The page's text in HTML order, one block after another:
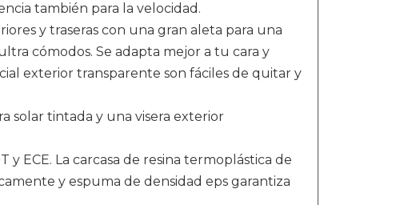
también para la velocidad.
y traseras con una gran aleta para una
cómodos. Se adapta mejor a tu cara y
exterior transparente son fáciles de quitar y
solar tintada y una visera exterior
ECE. La carcasa de resina termoplástica de
y espuma de densidad eps garantiza